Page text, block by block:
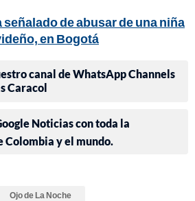
señalado de abusar de una niña
en Bogotá
canal de WhatsApp Channels
Caracol
Noticias con toda la
Colombia y el mundo.
Ojo de La Noche